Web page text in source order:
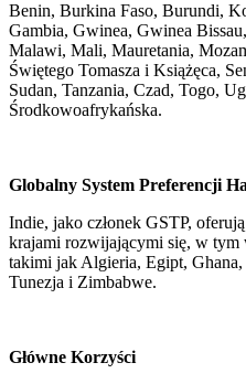
Benin, Burkina Faso, Burundi,
Gambia, Gwinea, Gwinea
Malawi, Mali, Mauretania,
Świętego Tomasza i Książęca,
Sudan, Tanzania, Czad, Togo,
Środkowoafrykańska.
Globalny System Preferencji
Indie, jako członek GSTP,
krajami rozwijającymi się, w tym
takimi jak Algieria, Egipt,
Tunezja i Zimbabwe.
Główne Korzyści